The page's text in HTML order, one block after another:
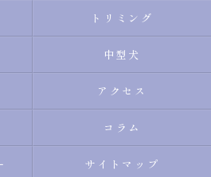
トリミング
中型犬
アクセス
コラム
サイトマップ